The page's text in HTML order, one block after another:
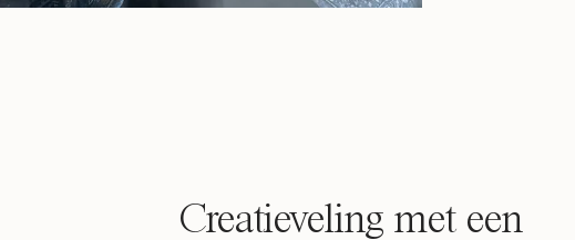
Creatieveling met een